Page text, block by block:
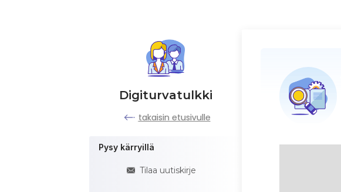
Digiturvatulkki
takaisin etusivulle
Pysy kärryillä
Tilaa uutiskirje